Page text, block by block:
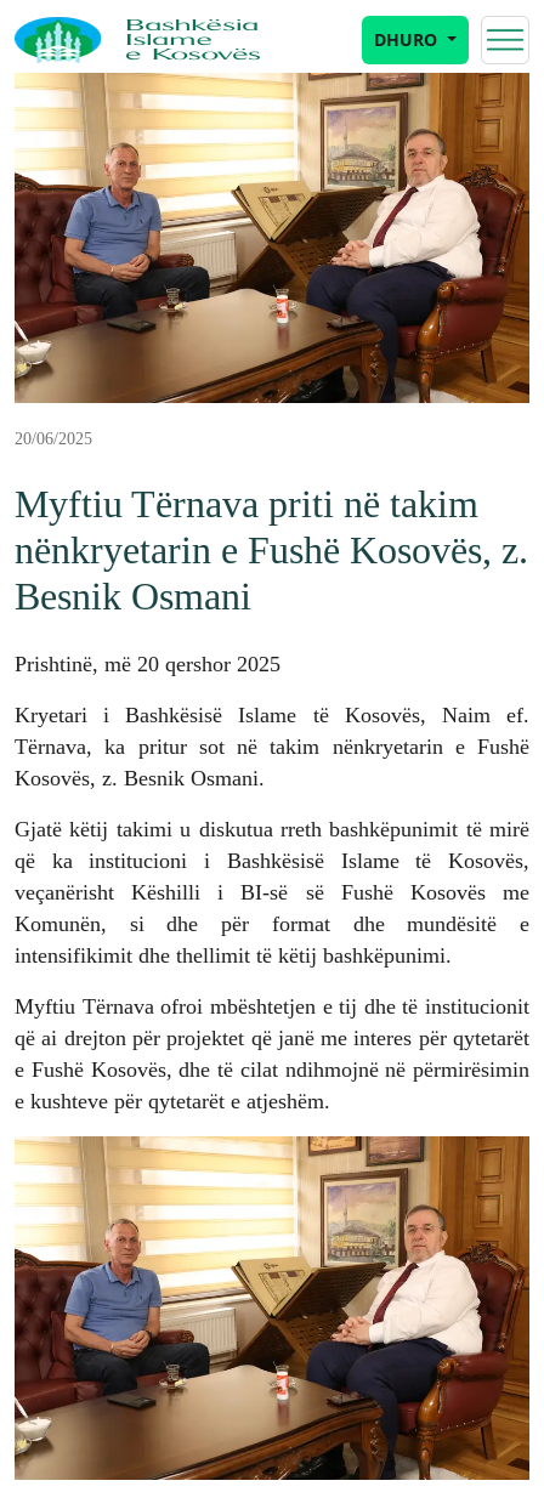
DHURO
20/06/2025
Myftiu Tërnava priti në takim
nënkryetarin e Fushë Kosovës, z.
Besnik Osmani
Prishtinë, më 20 qershor 2025
Kryetari i Bashkësisë Islame të Kosovës, Naim ef.
Tërnava, ka pritur sot në takim nënkryetarin e Fushë
Kosovës, z. Besnik Osmani.
Gjatë këtij takimi u diskutua rreth bashkëpunimit të mirë
që ka institucioni i Bashkësisë Islame të Kosovës,
veçanërisht Këshilli i BI-së së Fushë Kosovës me
Komunën, si dhe për format dhe mundësitë e
intensifikimit dhe thellimit të këtij bashkëpunimi.
Myftiu Tërnava ofroi mbështetjen e tij dhe të institucionit
që ai drejton për projektet që janë me interes për qytetarët
e Fushë Kosovës, dhe të cilat ndihmojnë në përmirësimin
e kushteve për qytetarët e atjeshëm.